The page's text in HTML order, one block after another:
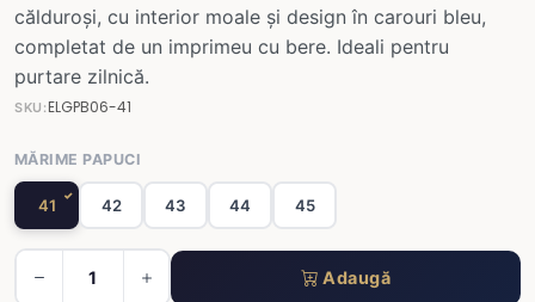
călduroși, cu interior moale și design în carouri bleu,
completat de un imprimeu cu bere. Ideali pentru
purtare zilnică.
SKU:ELGPB06-41
MĂRIME PAPUCI
41 42 43 44 45
Adaugă